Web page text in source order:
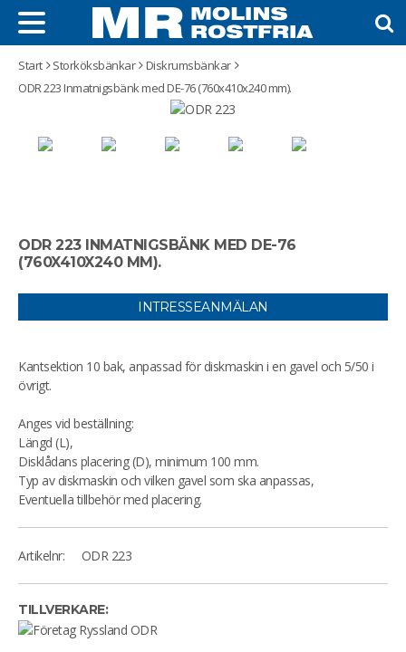
Start Storköksbänkar
Diskrumsbänkar
ODR 223 Inmatnigsbänk med DE-76 (760x410x240 mm).
ODR 223 INMATNIGSBÄNK MED DE-76
(760X410X240 MM).
INTRESSEANMÄLAN
Kantsektion 10 bak, anpassad för diskmaskin i en gavel och 5/50 i
övrigt.
Anges vid beställning:
Längd (L),
Disklådans placering (D), minimum 100 mm.
Typ av diskmaskin och vilken gavel som ska anpassas,
Eventuella tillbehör med placering.
Artikelnr: ODR 223
TILLVERKARE: